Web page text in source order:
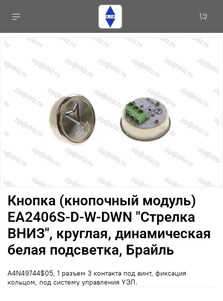
Кнопка (кнопочный модуль)
EA2406S-D-W-DWN "Стрелка
ВНИЗ", круглая, динамическая
белая подсветка, Брайль
A4N49744$05, 1 разъем 3 контакта под винт, фиксация
кольцом, под систему управления УЭЛ.